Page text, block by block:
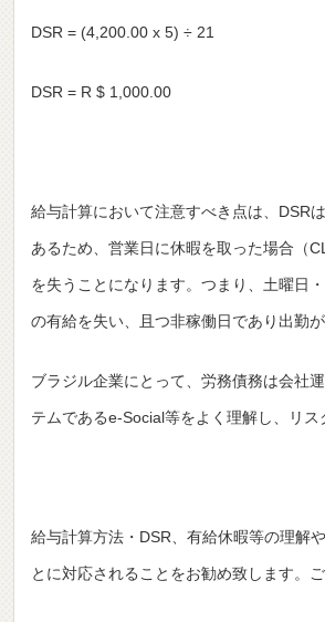
DSR = (4,200.00 x 5) ÷ 21
DSR = R $ 1,000.00
給与計算において注意すべき点は、DSR
あるため、営業日に休暇を取った場合（
を失うことになります。つまり、土曜日
の有給を失い、且つ非稼働日であり出勤
ブラジル企業にとって、労務債務は会社
テムであるe-Social等をよく理解し、リ
給与計算方法・DSR、有給休暇等の理解
とに対応されることをお勧め致します。